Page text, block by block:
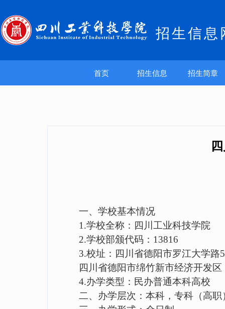
招生信息
首页 招生信息 招生简章
一、学校基本情况
1.学校全称：四川工业科技学院
2.学校部颁代码： 13816
3.校址：四川省德阳市罗江大学路
四川省德阳市绵竹新市经济开发区
4.办学类型：民办普通本科高校
二、办学层次：本科，专科（高职